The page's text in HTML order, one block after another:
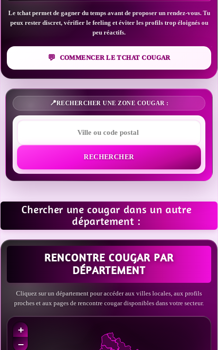
Le tchat permet de gagner du temps avant de proposer un rendez-vous. Tu
peux rester discret, vérifier le feeling et éviter les profils trop éloignés ou
peu réactifs.
COMMENCER LE TCHAT COUGAR
RECHERCHER UNE ZONE COUGAR :
RECHERCHER
Chercher une cougar dans un autre
département :
RENCONTRE COUGAR PAR
DÉPARTEMENT
Cliquez sur un département pour accéder aux villes locales, aux profils
proches et aux pages de rencontre cougar disponibles dans votre secteur.
+
−